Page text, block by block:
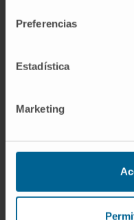
Preferencias
Estadística
Marketing
concentración de
llamado propéptido
elevada en los
preclínica.
de este propéptido
diagnosticar a
fibrosis miocárdica,